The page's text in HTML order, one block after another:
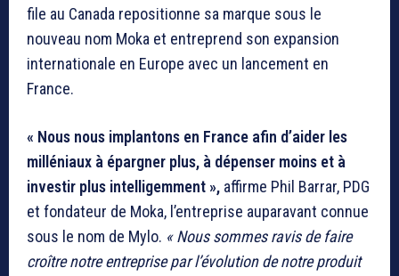
file au Canada repositionne sa marque sous le
nouveau nom Moka et entreprend son expansion
internationale en Europe avec un lancement en
France.
« Nous nous implantons en France afin d’aider les
milléniaux à épargner plus, à dépenser moins et à
investir plus intelligemment », affirme Phil Barrar, PDG
et fondateur de Moka, l’entreprise auparavant connue
sous le nom de Mylo. « Nous sommes ravis de faire
croître notre entreprise par l’évolution de notre produit